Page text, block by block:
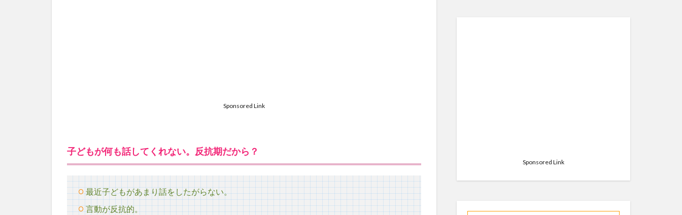
Sponsored Link
子どもが何も話してくれない。反抗期だから？
最近子どもがあまり話をしたがらない。
言動が反抗的。
Sponsored Link